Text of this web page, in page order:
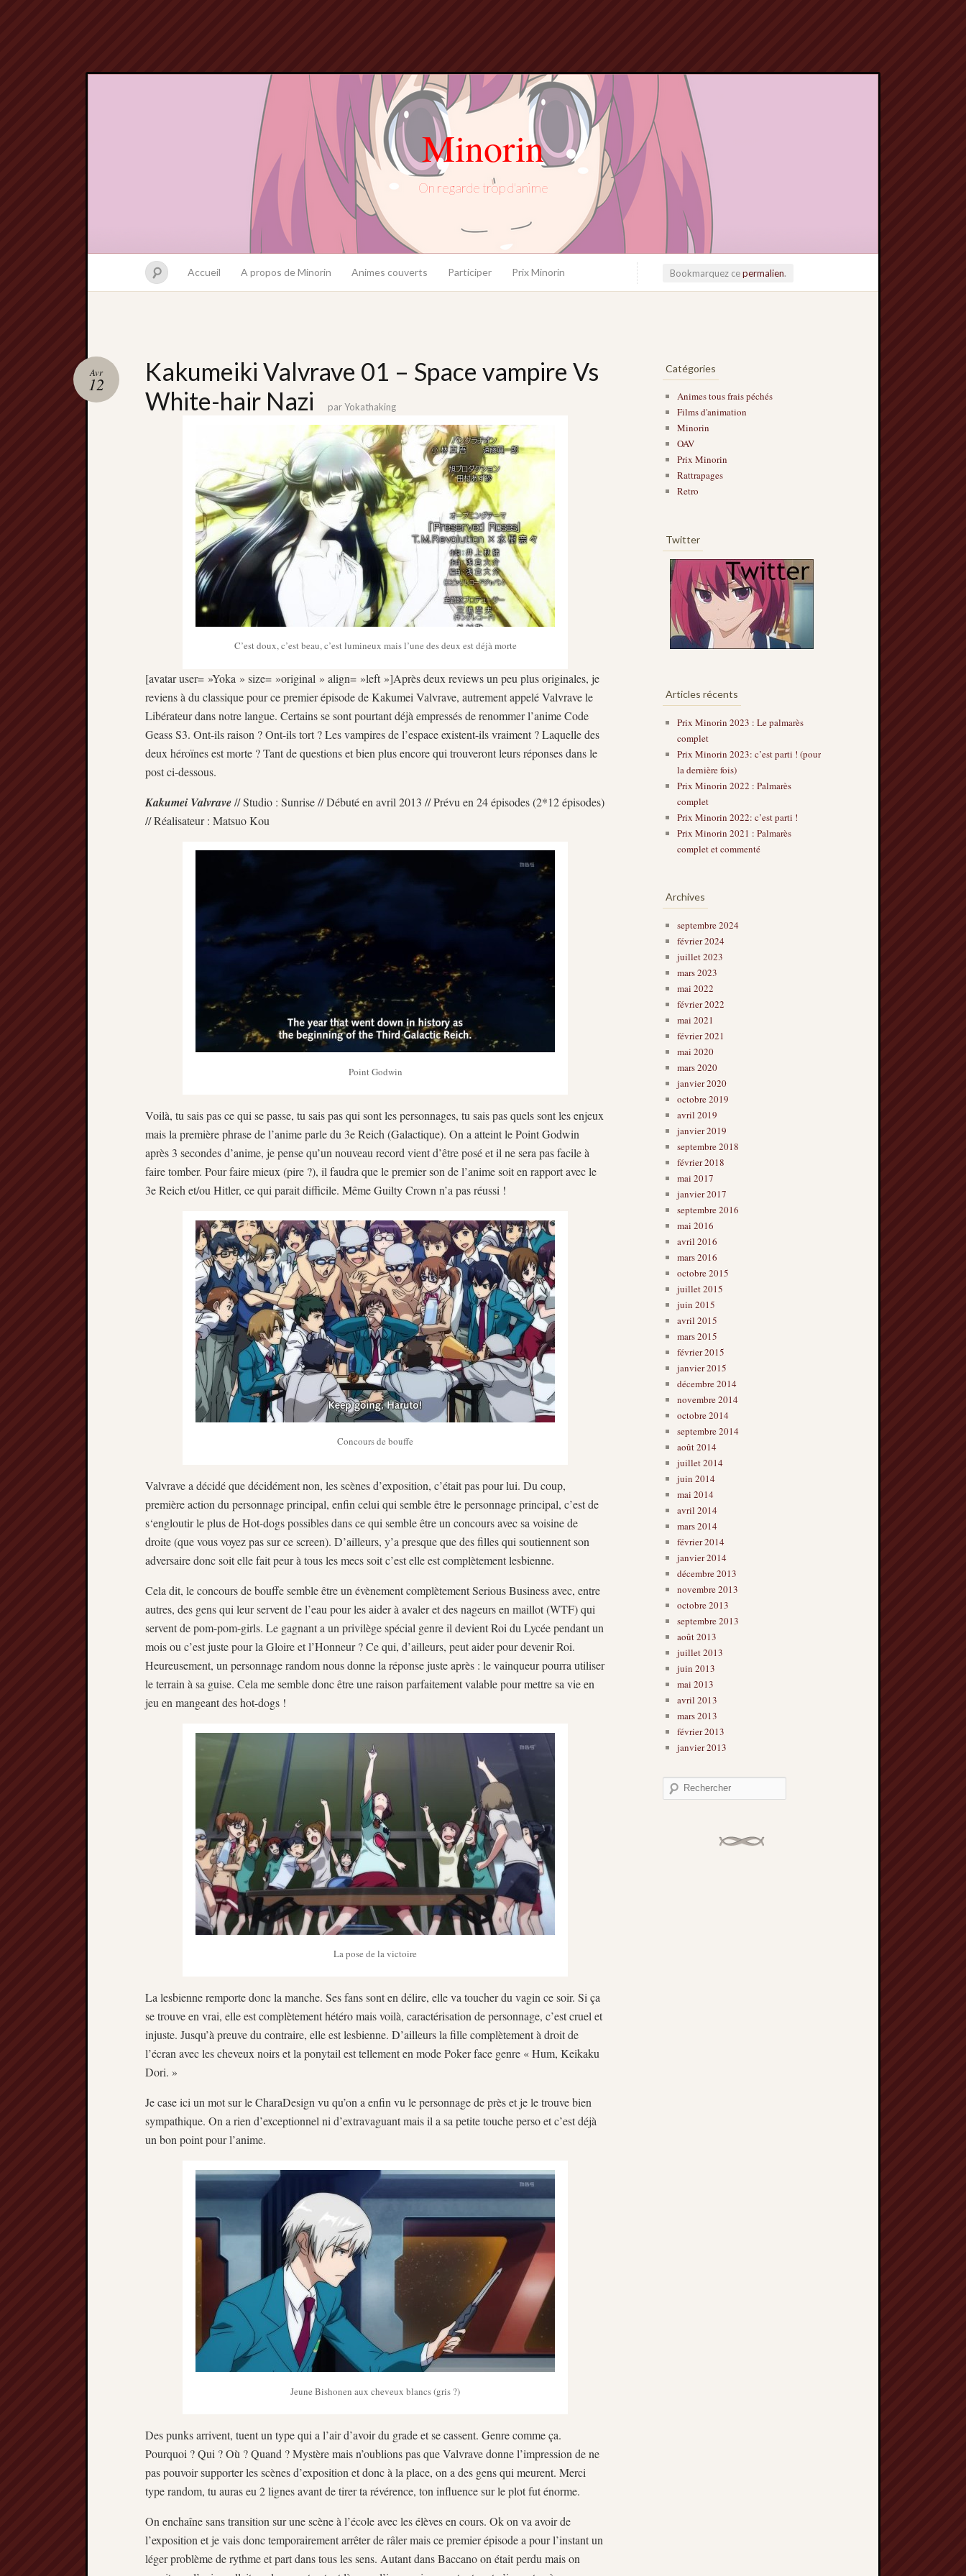
Minorin
On regarde trop d'anime
Accueil A propos de Minorin Animes couverts Participer Prix Minorin Bookmarquez cepermalien.
Kakumeiki Valvrave 01 – Space vampire Vs
White-hair Nazi
Avr
12
parYokathaking
C’est doux, c’est beau, c’est lumineux mais l’une des deux est déjà morte
[avatar user= »Yoka » size= »original » align= »left »]Après deux reviews un peu plus originales, je
reviens à du classique pour ce premier épisode de Kakumei Valvrave, autrement appelé Valvrave le
Libérateur dans notre langue. Certains se sont pourtant déjà empressés de renommer l’anime Code
Geass S3. Ont-ils raison ? Ont-ils tort ? Les vampires de l’espace existent-ils vraiment ? Laquelle des
deux héroïnes est morte ? Tant de questions et bien plus encore qui trouveront leurs réponses dans le
post ci-dessous.
Kakumei Valvrave// Studio : Sunrise // Débuté en avril 2013 // Prévu en 24 épisodes (2*12 épisodes)
// Réalisateur : Matsuo Kou
Point Godwin
Voilà, tu sais pas ce qui se passe, tu sais pas qui sont les personnages, tu sais pas quels sont les enjeux
mais la première phrase de l’anime parle du 3e Reich (Galactique). On a atteint le Point Godwin
après 3 secondes d’anime, je pense qu’un nouveau record vient d’être posé et il ne sera pas facile à
faire tomber. Pour faire mieux (pire ?), il faudra que le premier son de l’anime soit en rapport avec le
3e Reich et/ou Hitler, ce qui parait difficile. Même Guilty Crown n’a pas réussi !
Concours de bouffe
Valvrave a décidé que décidément non, les scènes d’exposition, c’était pas pour lui. Du coup,
première action du personnage principal, enfin celui qui semble être le personnage principal, c’est de
s‘engloutir le plus de Hot-dogs possibles dans ce qui semble être un concours avec sa voisine de
droite (que vous voyez pas sur ce screen). D’ailleurs, y’a presque que des filles qui soutiennent son
adversaire donc soit elle fait peur à tous les mecs soit c’est elle est complètement lesbienne.
Cela dit, le concours de bouffe semble être un évènement complètement Serious Business avec, entre
autres, des gens qui leur servent de l’eau pour les aider à avaler et des nageurs en maillot (WTF) qui
servent de pom-pom-girls. Le gagnant a un privilège spécial genre il devient Roi du Lycée pendant un
mois ou c’est juste pour la Gloire et l’Honneur ? Ce qui, d’ailleurs, peut aider pour devenir Roi.
Heureusement, un personnage random nous donne la réponse juste après : le vainqueur pourra utiliser
le terrain à sa guise. Cela me semble donc être une raison parfaitement valable pour mettre sa vie en
jeu en mangeant des hot-dogs !
La pose de la victoire
La lesbienne remporte donc la manche. Ses fans sont en délire, elle va toucher du vagin ce soir. Si ça
se trouve en vrai, elle est complètement hétéro mais voilà, caractérisation de personnage, c’est cruel et
injuste. Jusqu’à preuve du contraire, elle est lesbienne. D’ailleurs la fille complètement à droit de
l’écran avec les cheveux noirs et la ponytail est tellement en mode Poker face genre « Hum, Keikaku
Dori. »
Je case ici un mot sur le CharaDesign vu qu’on a enfin vu le personnage de près et je le trouve bien
sympathique. On a rien d’exceptionnel ni d’extravaguant mais il a sa petite touche perso et c’est déjà
un bon point pour l’anime.
Jeune Bishonen aux cheveux blancs (gris ?)
Des punks arrivent, tuent un type qui a l’air d’avoir du grade et se cassent. Genre comme ça.
Pourquoi ? Qui ? Où ? Quand ? Mystère mais n’oublions pas que Valvrave donne l’impression de ne
pas pouvoir supporter les scènes d’exposition et donc à la place, on a des gens qui meurent. Merci
type random, tu auras eu 2 lignes avant de tirer ta révérence, ton influence sur le plot fut énorme.
On enchaîne sans transition sur une scène à l’école avec les élèves en cours. Ok on va avoir de
l’exposition et je vais donc temporairement arrêter de râler mais ce premier épisode a pour l’instant un
léger problème de rythme et part dans tous les sens. Autant dans Baccano on était perdu mais on
Catégories
Animes tous frais péchés
Films d'animation
Minorin
OAV
Prix Minorin
Rattrapages
Retro
Twitter
Articles récents
Prix Minorin 2023 : Le palmarès
complet
Prix Minorin 2023: c’est parti ! (pour
la dernière fois)
Prix Minorin 2022 : Palmarès
complet
Prix Minorin 2022: c’est parti !
Prix Minorin 2021 : Palmarès
complet et commenté
Archives
septembre 2024
février 2024
juillet 2023
mars 2023
mai 2022
février 2022
mai 2021
février 2021
mai 2020
mars 2020
janvier 2020
octobre 2019
avril 2019
janvier 2019
septembre 2018
février 2018
mai 2017
janvier 2017
septembre 2016
mai 2016
avril 2016
mars 2016
octobre 2015
juillet 2015
juin 2015
avril 2015
mars 2015
février 2015
janvier 2015
décembre 2014
novembre 2014
octobre 2014
septembre 2014
août 2014
juillet 2014
juin 2014
mai 2014
avril 2014
mars 2014
février 2014
janvier 2014
décembre 2013
novembre 2013
octobre 2013
septembre 2013
août 2013
juillet 2013
juin 2013
mai 2013
avril 2013
mars 2013
février 2013
janvier 2013